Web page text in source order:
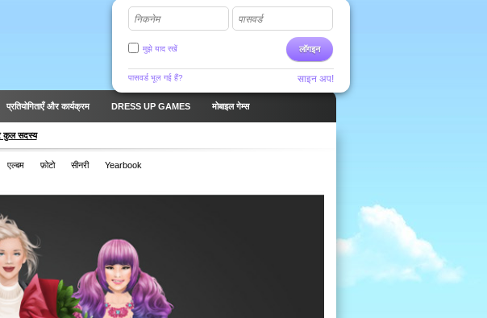
निकनेम पासवर्ड
लॉगइन
मुझे याद रखें
पासवर्ड भूल गई हैं? साइन अप!
प्रतियोगिताएँ और कार्यक्रम DRESS UP GAMES मोबाइल गेम्स
कुल सदस्य
एल्बम फ़ोटो सीनरी Yearbook